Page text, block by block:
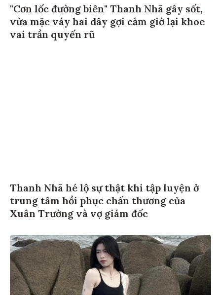
"Cơn lốc đường biên" Thanh Nhã gây sốt,
vừa mặc váy hai dây gợi cảm giờ lại khoe
vai trần quyến rũ
Thanh Nhã hé lộ sự thật khi tập luyện ở
trung tâm hồi phục chấn thương của
Xuân Trường và vợ giám đốc